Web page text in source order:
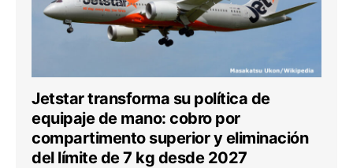
Jetstar transforma su política de
equipaje de mano: cobro por
compartimento superior y eliminación
del límite de 7 kg desde 2027